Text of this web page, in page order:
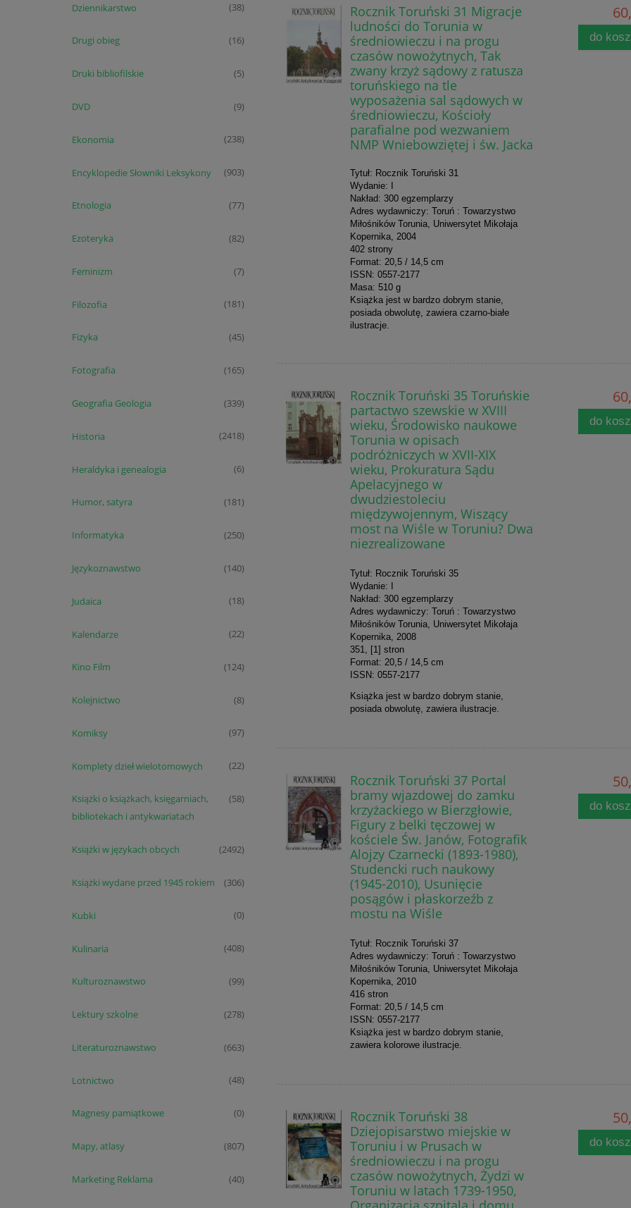
Dziennikarstwo (38)
Drugi obieg (16)
Druki bibliofilskie (5)
DVD (9)
Ekonomia (238)
Encyklopedie Słowniki Leksykony (903)
Etnologia (77)
Ezoteryka (82)
Feminizm (7)
Filozofia (181)
Fizyka (45)
Fotografia (165)
Geografia Geologia (339)
Historia (2418)
Heraldyka i genealogia (6)
Humor, satyra (181)
Informatyka (250)
Językoznawstwo (140)
Judaica (18)
Kalendarze (22)
Kino Film (124)
Kolejnictwo (8)
Komiksy (97)
Komplety dzieł wielotomowych (22)
Książki o książkach, księgarniach,
bibliotekach i antykwariatach
(58)
Książki w językach obcych (2492)
Książki wydane przed 1945 rokiem (306)
Kubki (0)
Kulinaria (408)
Kulturoznawstwo (99)
Lektury szkolne (278)
Literaturoznawstwo (663)
Lotnictwo (48)
Magnesy pamiątkowe (0)
Mapy, atlasy (807)
Marketing Reklama (40)
Rocznik Toruński 31 Migracje
ludności do Torunia w
średniowieczu i na progu
czasów nowożytnych, Tak
zwany krzyż sądowy z ratusza
toruńskiego na tle
wyposażenia sal sądowych w
średniowieczu, Kościoły
parafialne pod wezwaniem
NMP Wniebowziętej i św. Jacka
Tytuł: Rocznik Toruński 31
Wydanie: I
Nakład: 300 egzemplarzy
Adres wydawniczy: Toruń : Towarzystwo
Miłośników Torunia, Uniwersytet Mikołaja
Kopernika, 2004
402 strony
Format: 20,5 / 14,5 cm
ISSN: 0557-2177
Masa: 510 g
Książka jest w bardzo dobrym stanie,
posiada obwolutę, zawiera czarno-białe
ilustracje.
do
Rocznik Toruński 35 Toruńskie
partactwo szewskie w XVIII
wieku, Środowisko naukowe
Torunia w opisach
podróżniczych w XVII-XIX
wieku, Prokuratura Sądu
Apelacyjnego w
dwudziestoleciu
międzywojennym, Wiszący
most na Wiśle w Toruniu? Dwa
niezrealizowane
Tytuł: Rocznik Toruński 35
Wydanie: I
Nakład: 300 egzemplarzy
Adres wydawniczy: Toruń : Towarzystwo
Miłośników Torunia, Uniwersytet Mikołaja
Kopernika, 2008
351, [1] stron
Format: 20,5 / 14,5 cm
ISSN: 0557-2177
Książka jest w bardzo dobrym stanie,
posiada obwolutę, zawiera ilustracje.
do
Rocznik Toruński 37 Portal
bramy wjazdowej do zamku
krzyżackiego w Bierzgłowie,
Figury z belki tęczowej w
kościele Św. Janów, Fotografik
Alojzy Czarnecki (1893-1980),
Studencki ruch naukowy
(1945-2010), Usunięcie
posągów i płaskorzeźb z
mostu na Wiśle
Tytuł: Rocznik Toruński 37
Adres wydawniczy: Toruń : Towarzystwo
Miłośników Torunia, Uniwersytet Mikołaja
Kopernika, 2010
416 stron
Format: 20,5 / 14,5 cm
ISSN: 0557-2177
Książka jest w bardzo dobrym stanie,
zawiera kolorowe ilustracje.
do
Rocznik Toruński 38
Dziejopisarstwo miejskie w
Toruniu i w Prusach w
średniowieczu i na progu
czasów nowożytnych, Żydzi w
Toruniu w latach 1739-1950,
do